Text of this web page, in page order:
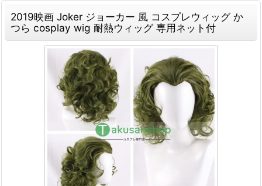
2019映画 Joker ジョーカー 風 コスプレウィッグ か
つら cosplay wig 耐熱ウィッグ 専用ネット付